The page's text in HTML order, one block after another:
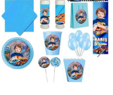
içerisinde kargoya
eklemeyi
oluşturduktan sonra
kişiye özel ürünlerin